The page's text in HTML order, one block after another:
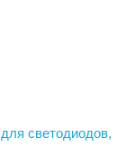
светодиодов,